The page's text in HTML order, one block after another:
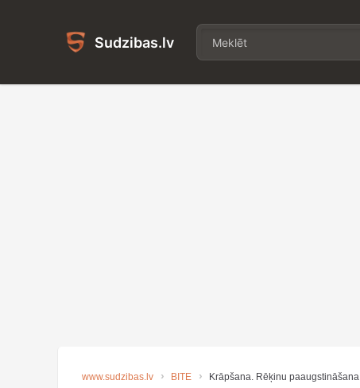
Sudzibas.lv
www.sudzibas.lv BITE Krāpšana. Rēķinu paaugstināšana